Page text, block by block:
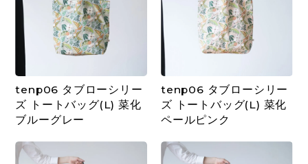
tenp06 タブローシリー
ズ トートバッグ(L) 菜化
ブルーグレー
tenp06 タブローシリー
ズ トートバッグ(L) 菜化
ペールピンク